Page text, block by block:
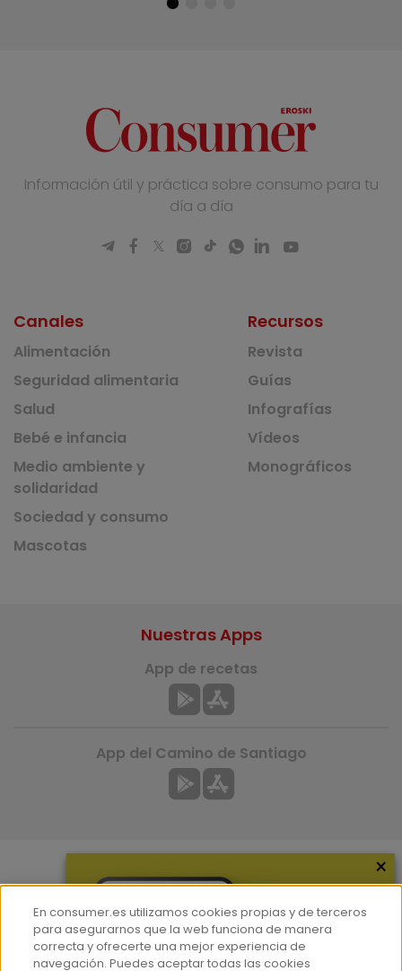
Información útil y práctica sobre consumo para tu
día a día
Canales
Alimentación
Seguridad alimentaria
Salud
Bebé e infancia
Medio ambiente y
solidaridad
Sociedad y consumo
Mascotas
Recursos
Revista
Guías
Infografías
Vídeos
Monográficos
Más información
¿Quiénes somos?
Hemeroteca
Nuestras Apps
App de recetas
App del Camino de Santiago
×
En consumer.es utilizamos cookies propias y de terceros
para asegurarnos que la web funciona de manera
correcta y ofrecerte una mejor experiencia de
navegación. Puedes aceptar todas las cookies